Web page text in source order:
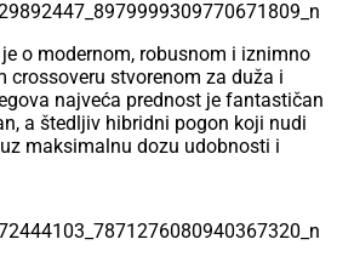
je o modernom, robusnom i iznimno
crossoveru stvorenom za duža i
najveća prednost je fantastičan
a štedljiv hibridni pogon koji nudi
maksimalnu dozu udobnosti i